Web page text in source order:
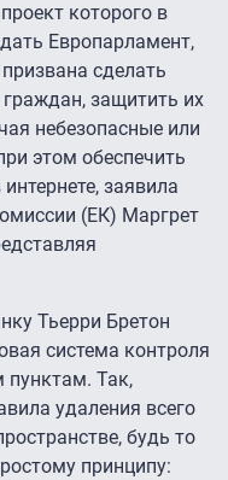
которого в
Европарламент,
сделать
защитить их
небезопасные или
этом обеспечить
заявила
(ЕК) Маргрет
Тьерри Бретон
система контроля
пунктам. Так,
удаления всего
будь то
принципу: